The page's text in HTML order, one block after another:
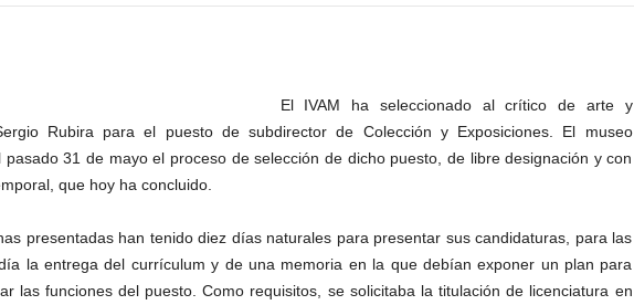
El IVAM ha seleccionado al crítico de arte y
Rubira para el puesto de subdirector de Colección y Exposiciones. El museo
pasado 31 de mayo el proceso de selección de dicho puesto, de libre designación y con
que hoy ha concluido.
presentadas han tenido diez días naturales para presentar sus candidaturas, para las
la entrega del currículum y de una memoria en la que debían exponer un plan para
las funciones del puesto. Como requisitos, se solicitaba la titulación de licenciatura en